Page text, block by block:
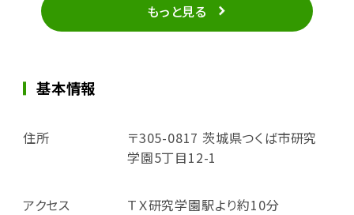
もっと見る
基本情報
住所
〒305-0817 茨城県つくば市研究
学園5丁目12-1
アクセス ＴＸ研究学園駅より約10分